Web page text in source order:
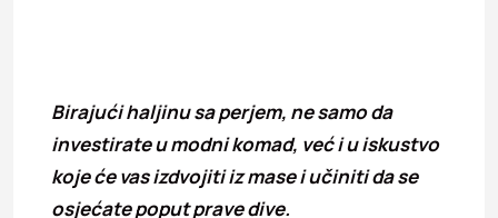
Birajući haljinu sa perjem, ne samo da
investirate u modni komad, već i u iskustvo
koje će vas izdvojiti iz mase i učiniti da se
osjećate poput prave dive.